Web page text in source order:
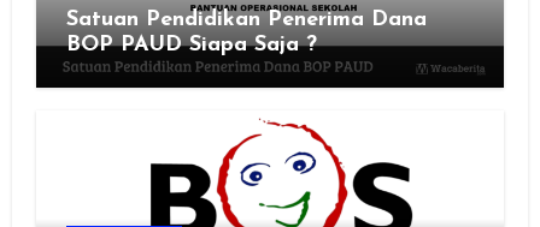
Satuan Pendidikan Penerima Dana
BOP PAUD Siapa Saja ?